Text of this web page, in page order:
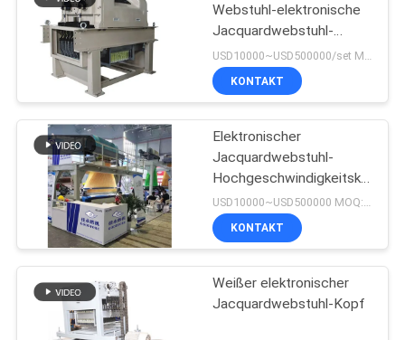
KONTAKT
NEUIGKEITEN
BITTE UM
EIN
ANGEBOT
SITEMAP
Webstuhl-elektronische
Jacquardwebstuhl-
der hohen Qualität
elektronische
KONTAKT
Elektronischer
Jacquardwebstuhl-
Hochgeschwindigkeitskopf
der hohen Qualität
200rpm für elektronische
Jacquardwebstuhl-
USD10000~USD500000 MOQ:1set
KONTAKT
Weißer elektronischer
Jacquardwebstuhl-Kopf